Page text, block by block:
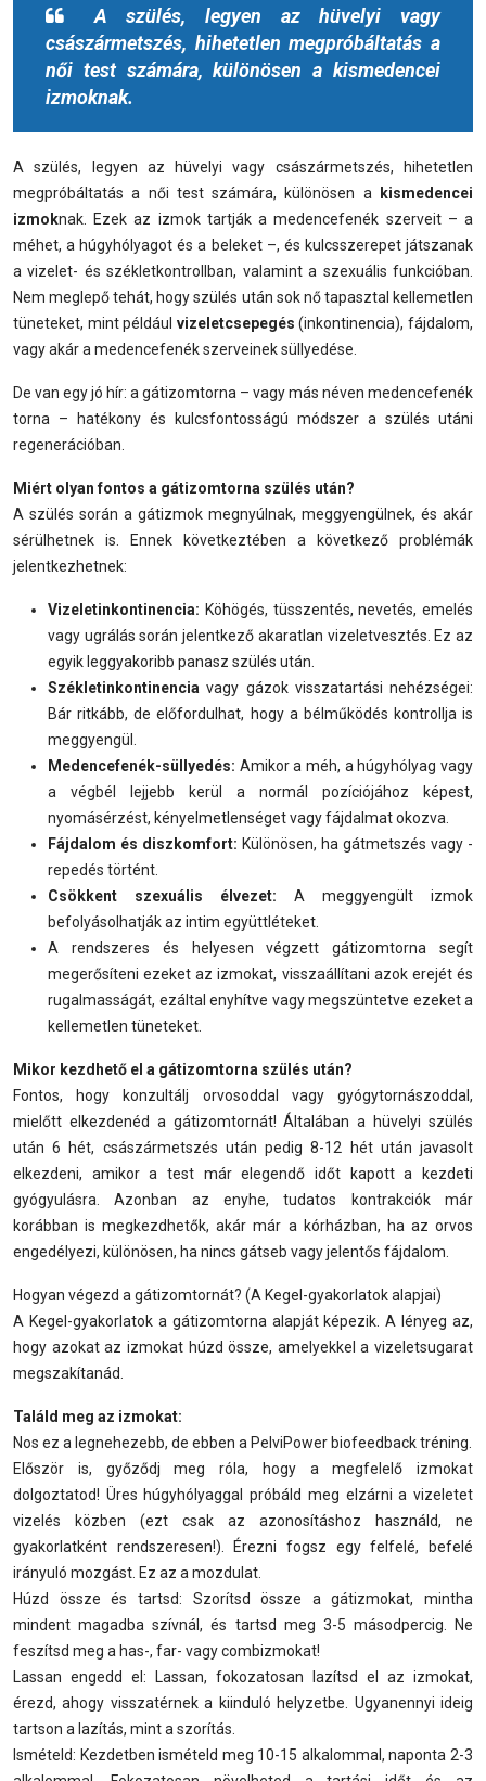
A szülés, legyen az hüvelyi vagy
császármetszés, hihetetlen megpróbáltatás a
női test számára, különösen a kismedencei
izmoknak.
A szülés, legyen az hüvelyi vagy császármetszés, hihetetlen
megpróbáltatás a női test számára, különösen a
kismedencei
izmoknak. Ezek az izmok tartják a medencefenék szerveit – a
méhet, a húgyhólyagot és a beleket –, és kulcsszerepet játszanak
a vizelet- és székletkontrollban, valamint a szexuális funkcióban.
Nem meglepő tehát, hogy szülés után sok nő tapasztal kellemetlen
tüneteket, mint például vizeletcsepegés(inkontinencia), fájdalom,
vagy akár a medencefenék szerveinek süllyedése.
De van egy jó hír: a gátizomtorna – vagy más néven medencefenék
torna – hatékony és kulcsfontosságú módszer a szülés utáni
regenerációban.
Miért olyan fontos a gátizomtorna szülés után?
A szülés során a gátizmok megnyúlnak, meggyengülnek, és akár
sérülhetnek is. Ennek következtében a következő problémák
jelentkezhetnek:
Vizeletinkontinencia: Köhögés, tüsszentés, nevetés, emelés
vagy ugrálás során jelentkező akaratlan vizeletvesztés. Ez az
egyik leggyakoribb panasz szülés után.
Székletinkontinencia vagy gázok visszatartási nehézségei:
Bár ritkább, de előfordulhat, hogy a bélműködés kontrollja is
meggyengül.
Medencefenék-süllyedés: Amikor a méh, a húgyhólyag vagy
a végbél lejjebb kerül a normál pozíciójához képest,
nyomásérzést, kényelmetlenséget vagy fájdalmat okozva.
Fájdalom és diszkomfort: Különösen, ha gátmetszés vagy -
repedés történt.
Csökkent szexuális élvezet: A meggyengült izmok
befolyásolhatják az intim együttléteket.
A rendszeres és helyesen végzett gátizomtorna segít
megerősíteni ezeket az izmokat, visszaállítani azok erejét és
rugalmasságát, ezáltal enyhítve vagy megszüntetve ezeket a
kellemetlen tüneteket.
Mikor kezdhető el a gátizomtorna szülés után?
Fontos, hogy konzultálj orvosoddal vagy gyógytornászoddal,
mielőtt elkezdenéd a gátizomtornát! Általában a hüvelyi szülés
után 6 hét, császármetszés után pedig 8-12 hét után javasolt
elkezdeni, amikor a test már elegendő időt kapott a kezdeti
gyógyulásra. Azonban az enyhe, tudatos kontrakciók már
korábban is megkezdhetők, akár már a kórházban, ha az orvos
engedélyezi, különösen, ha nincs gátseb vagy jelentős fájdalom.
Hogyan végezd a gátizomtornát? (A Kegel-gyakorlatok alapjai)
A Kegel-gyakorlatok a gátizomtorna alapját képezik. A lényeg az,
hogy azokat az izmokat húzd össze, amelyekkel a vizeletsugarat
megszakítanád.
Találd meg az izmokat:
Nos ez a legnehezebb, de ebben a PelviPower biofeedback tréning.
Először is, győződj meg róla, hogy a megfelelő izmokat
dolgoztatod! Üres húgyhólyaggal próbáld meg elzárni a vizeletet
vizelés közben (ezt csak az azonosításhoz használd, ne
gyakorlatként rendszeresen!). Érezni fogsz egy felfelé, befelé
irányuló mozgást. Ez az a mozdulat.
Húzd össze és tartsd: Szorítsd össze a gátizmokat, mintha
mindent magadba szívnál, és tartsd meg 3-5 másodpercig. Ne
feszítsd meg a has-, far- vagy combizmokat!
Lassan engedd el: Lassan, fokozatosan lazítsd el az izmokat,
érezd, ahogy visszatérnek a kiinduló helyzetbe. Ugyanennyi ideig
tartson a lazítás, mint a szorítás.
Ismételd: Kezdetben ismételd meg 10-15 alkalommal, naponta 2-3